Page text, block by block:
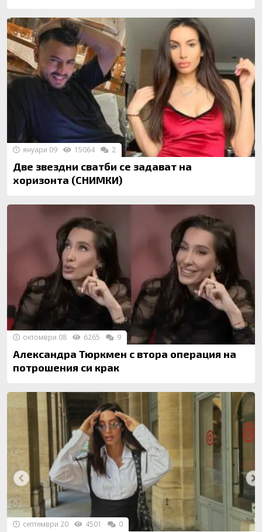
Две звездни сватби се задават на
хоризонта (СНИМКИ)
януари 09 15064 2
Александра Тюркмен с втора операция на
потрошения си крак
октомври 08 6265 9
септември 20 4501 0